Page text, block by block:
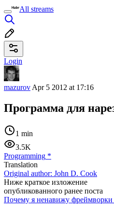
All streams
Login
mazurov Apr 5 2012 at 17:16
Программа для
1 min
3.5K
Programming *
Translation
Original author: John D. Cook
Ниже краткое изложение
опубликованного ранее поста
Почему я ненавижу фреймворки